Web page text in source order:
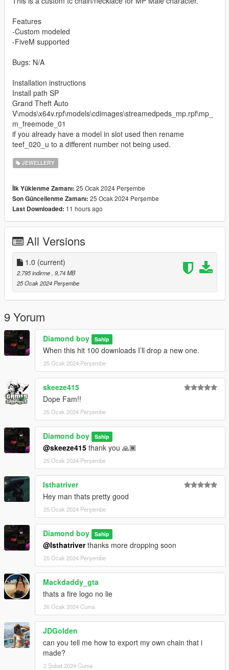
Features
-Custom modeled
-FiveM supported
Bugs: N/A
Installation instructions
Install path SP
Grand Theft Auto
V\mods\x64v.rpf\models\cdimages\streamedpeds_mp.rpf\mp_
m_freemode_01
if you already have a model in slot used then rename
teef_020_u to a different number not being used.
JEWELLERY
İlk Yüklenme Zamanı: 25 Ocak 2024 Perşembe
Son Güncellenme Zamanı: 25 Ocak 2024 Perşembe
Last Downloaded: 11 hours ago
All Versions
1.0 (current)
2.795 indirme , 9,74 MB
25 Ocak 2024 Perşembe
9 Yorum
Diamond boy Sahip
When this hit 100 downloads I’ll drop a new one.
25 Ocak 2024 Perşembe
skeeze415
Dope Fam!!
25 Ocak 2024 Perşembe
Diamond boy Sahip
@skeeze415 thank you 🙏🏾
25 Ocak 2024 Perşembe
Isthatriver
Hey man thats pretty good
25 Ocak 2024 Perşembe
Diamond boy Sahip
@Isthatriverthanks more dropping soon
25 Ocak 2024 Perşembe
Mackdaddy_gta
thats a fire logo no lie
26 Ocak 2024 Cuma
JDGolden
can you tell me how to export my own chain that i
made?
2 Şubat 2024 Cuma